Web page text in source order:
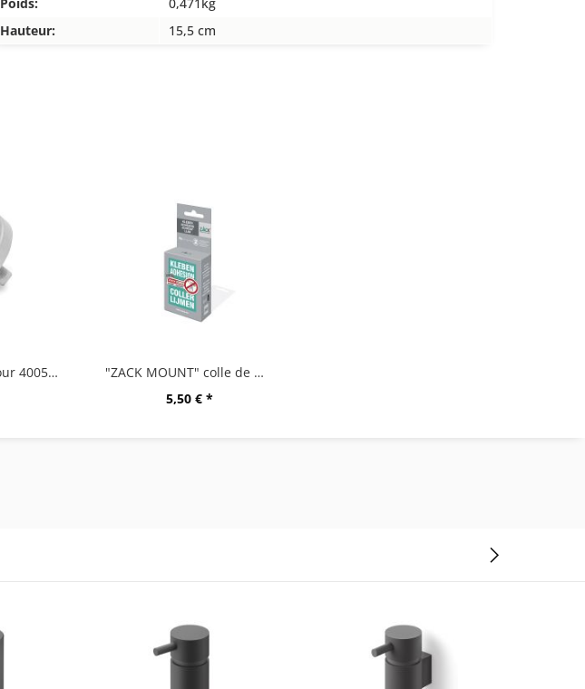
Hauteur:
15,5 cm
fixation murale pour 40050-60/63/65/80
"ZACK MOUNT" colle de montage,6g
5,50 € *